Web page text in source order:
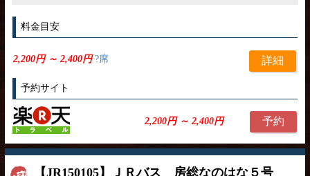
料金目安
2,200円 ～ 2,400円?席 詳細
予約サイト
2,200円 ～ 2,400円 予約
【JR150105】ＪＲバス 房総なのはな５号